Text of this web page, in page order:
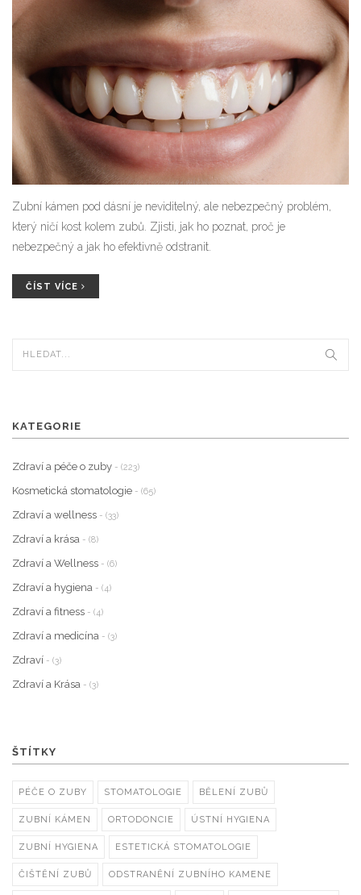
Zubní kámen pod dásní je neviditelný, ale nebezpečný problém,
který ničí kost kolem zubů. Zjisti, jak ho poznat, proč je
nebezpečný a jak ho efektivně odstranit.
ČÍST VÍCE
KATEGORIE
Zdraví a péče o zuby - (223)
Kosmetická stomatologie - (65)
Zdraví a wellness - (33)
Zdraví a krása - (8)
Zdraví a Wellness - (6)
Zdraví a hygiena - (4)
Zdraví a fitness - (4)
Zdraví a medicína - (3)
Zdraví - (3)
Zdraví a Krása - (3)
ŠTÍTKY
PÉČE O ZUBY STOMATOLOGIE BĚLENÍ ZUBŮ
ZUBNÍ KÁMEN ORTODONCIE ÚSTNÍ HYGIENA
ZUBNÍ HYGIENA ESTETICKÁ STOMATOLOGIE
ČIŠTĚNÍ ZUBŮ ODSTRANĚNÍ ZUBNÍHO KAMENE